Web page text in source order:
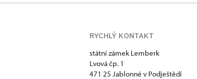
RYCHLÝ KONTAKT
státní zámek Lemberk
Lvová čp. 1
471 25 Jablonné v Podještědí